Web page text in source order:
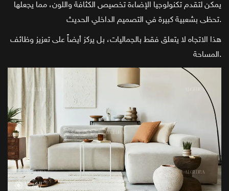
يمكن لتقدم تكنولوجيا الإضاءة تخصيص الكثافة واللون، مما يجعلها
تحظى بشعبية كبيرة في التصميم الداخلي الحديث.
هذا الاتجاه لا يتعلق فقط بالجماليات، بل يركز أيضاً على تعزيز وظائف
المساحة.